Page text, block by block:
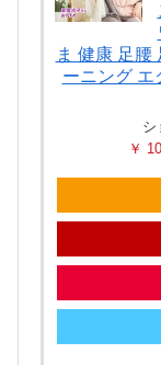
ま 健康 足腰
ーニング エ
シ
￥